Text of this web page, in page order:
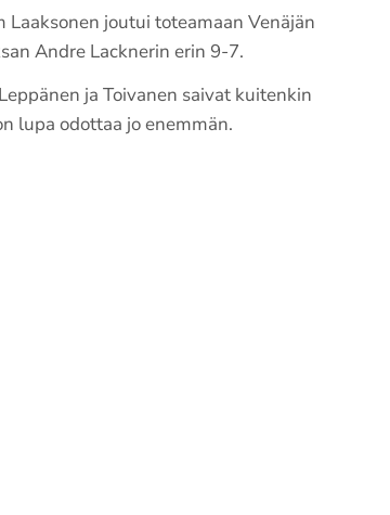
joutui toteamaan Venäjän
Andre Lacknerin erin 9-7.
ja Toivanen saivat kuitenkin
lupa odottaa jo enemmän.